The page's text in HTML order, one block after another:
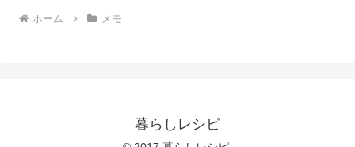
ホーム メモ
暮らしレシピ